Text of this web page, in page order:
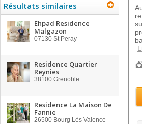
Résultats similaires
Ehpad Residence
Malgazon
07130 St Peray
Residence Quartier
Reynies
38100 Grenoble
Residence La Maison De
Fannie
26500 Bourg Lès Valence